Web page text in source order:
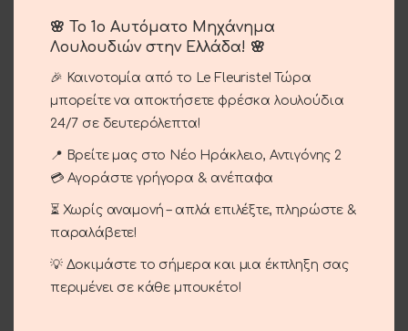
ADD TO CART
Compare Add to wishlist
SKU: 09-67
Occasions, Openings Plants
Description
🌸 Το 1ο Αυτόματο Μηχάνημα
Λουλουδιών στην Ελλάδα! 🌸
🎉 Καινοτομία από το Le Fleuriste! Τώρα
μπορείτε να αποκτήσετε φρέσκα λουλούδια
24/7 σε δευτερόλεπτα!
📍 Βρείτε μας στο Νέο Ηράκλειο, Αντιγόνης 2
💳 Αγοράστε γρήγορα & ανέπαφα
⏳ Χωρίς αναμονή – απλά επιλέξτε, πληρώστε &
παραλάβετε!
💡 Δοκιμάστε το σήμερα και μια έκπληξη σας
περιμένει σε κάθε μπουκέτο!